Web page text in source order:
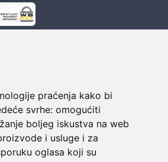
praćenja kako bi
svrhe: omogućiti
boljeg iskustva na web
i usluge i za
oglasa koji su
obročno plaćanje
24 rata bez kamata